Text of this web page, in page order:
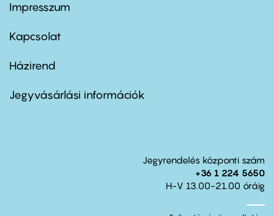
Footer
first
Impresszum
Kapcsolat
Footer
second
Házirend
Jegyvásárlási információk
Jegyrendelés központi szám
+36 1 224 5650
H-V 13.00-21.00 óráig